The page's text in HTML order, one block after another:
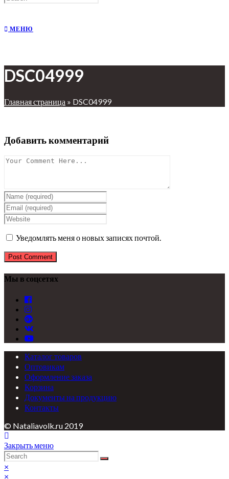
МЕНЮ
DSC04999
Главная страница » DSC04999
Добавить комментарий
Уведомлять меня о новых записях почтой.
Мы в соцсетях
Каталог товаров
Оптовикам
Оформление заказа
Корзина
Документы на продукцию
Контакты
© Nataliavolk.ru 2019
Закрыть меню
×
×